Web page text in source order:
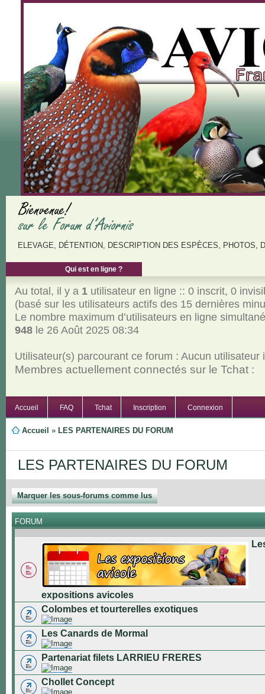
ELEVAGE, DÉTENTION, DESCRIPTION DES ESPÈCES, PHOTOS,
Qui est en ligne ?
Au total, il y a 1utilisateur en ligne :: 0 inscrit, 0
(basé sur les utilisateurs actifs des 15 dernières
Le nombre maximum d’utilisateurs en ligne
948le 26 Août 2025 08:34
Utilisateur(s) parcourant ce forum : Aucun utilisateur
Membres actuellement connectés sur le Tchat :
Accueil FAQ Tchat Inscription Connexion
Accueil » LES PARTENAIRES DU FORUM
LES PARTENAIRES DU FORUM
Marquer les sous-forums comme lus
FORUM
expositions avicoles
Colombes et tourterelles exotiques
Les Canards de Mormal
Partenariat filets LARRIEU FRERES
Chollet Concept